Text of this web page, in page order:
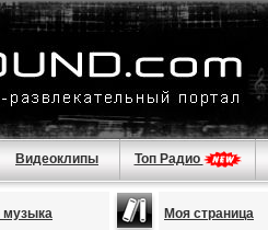
Видеоклипы Топ Радио
музыка Моя страница